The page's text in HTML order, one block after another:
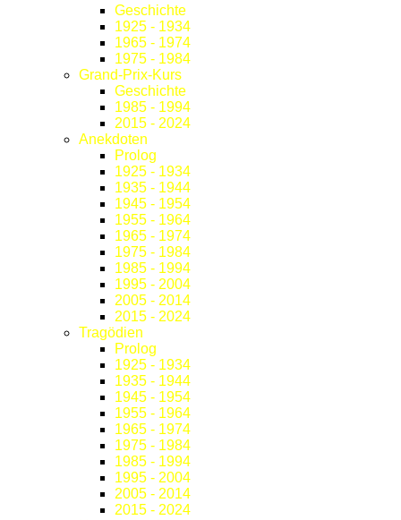
Geschichte
1925 - 1934
1965 - 1974
1975 - 1984
Grand-Prix-Kurs
Geschichte
1985 - 1994
2015 - 2024
Anekdoten
Prolog
1925 - 1934
1935 - 1944
1945 - 1954
1955 - 1964
1965 - 1974
1975 - 1984
1985 - 1994
1995 - 2004
2005 - 2014
2015 - 2024
Tragödien
Prolog
1925 - 1934
1935 - 1944
1945 - 1954
1955 - 1964
1965 - 1974
1975 - 1984
1985 - 1994
1995 - 2004
2005 - 2014
2015 - 2024